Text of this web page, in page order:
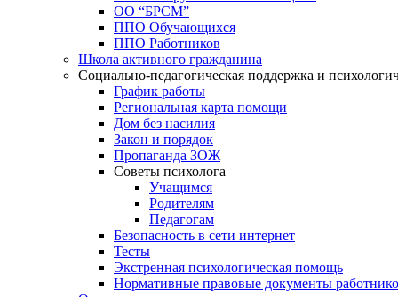
ОО “БРСМ”
ППО Обучающихся
ППО Работников
Школа активного гражданина
Социально-педагогическая поддержка и
График работы
Региональная карта помощи
Дом без насилия
Закон и порядок
Пропаганда ЗОЖ
Советы психолога
Учащимся
Родителям
Педагогам
Безопасность в сети интернет
Тесты
Экстренная психологическая помощь
Нормативные правовые документы